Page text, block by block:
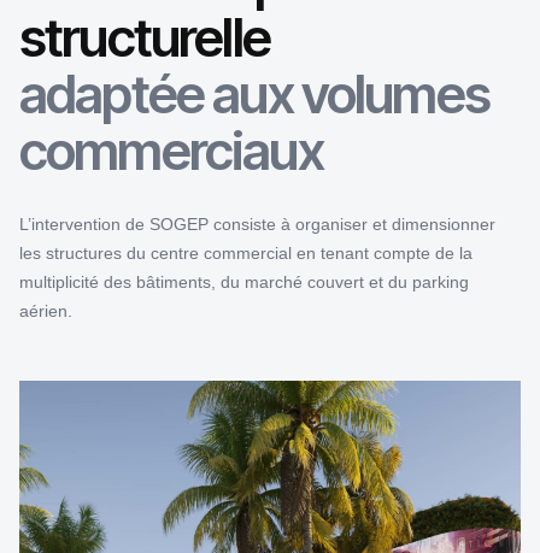
structurelle
adaptée aux volumes
commerciaux
L’intervention de SOGEP consiste à organiser et dimensionner
les structures du centre commercial en tenant compte de la
multiplicité des bâtiments, du marché couvert et du parking
aérien.